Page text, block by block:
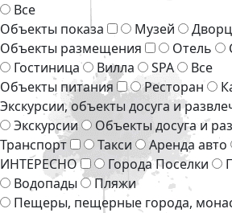
Все
Объекты показа
Музей
Объекты размещения
Отель
Гостиница
Вилла SPA
Все
Объекты питания
Ресторан
Экскурсии, объекты досуга и
Экскурсии
Объекты досуга и
Транспорт
Такси Аренда авто
ИНТЕРЕСНО
Города Поселки
Водопады
Пляжи
Пещеры, пещерные города,